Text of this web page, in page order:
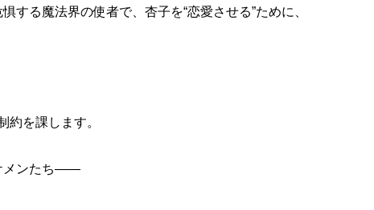
する魔法界の使者で、杏子を“恋愛させる”ために、
約を課します。
メンたち――